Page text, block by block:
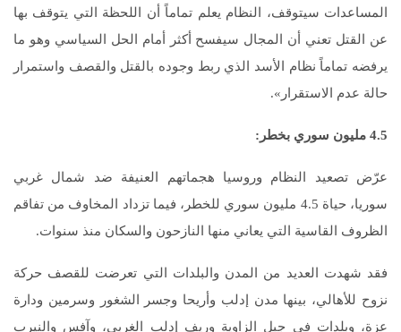
المساعدات سيتوقف، النظام يعلم تماماً أن اللحظة التي يتوقف بها
عن القتل تعني أن المجال سيفسح أكثر أمام الحل السياسي وهو ما
يرفضه تماماً نظام الأسد الذي ربط وجوده بالقتل والقصف واستمرار
حالة عدم الاستقرار».
4.5 مليون سوري بخطر:
عرّض تصعيد النظام وروسيا هجماتهم العنيفة ضد شمال غربي
سوريا، حياة 4.5 مليون سوري للخطر، فيما تزداد المخاوف من تفاقم
الظروف القاسية التي يعاني منها النازحون والسكان منذ سنوات.
فقد شهدت العديد من المدن والبلدات التي تعرضت للقصف حركة
نزوح للأهالي، بينها مدن إدلب وأريحا وجسر الشغور وسرمين ودارة
عزة، وبلدات في جبل الزاوية وريف إدلب الغربي، وآفس والنيرب